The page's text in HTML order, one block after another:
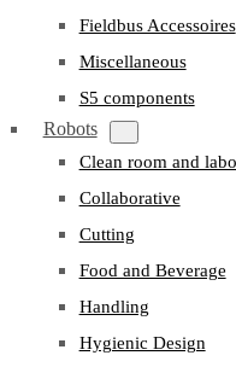
Fieldbus Accessoires
Miscellaneous
S5 components
Robots
Clean room and
Collaborative
Cutting
Food and Beverage
Handling
Hygienic Design